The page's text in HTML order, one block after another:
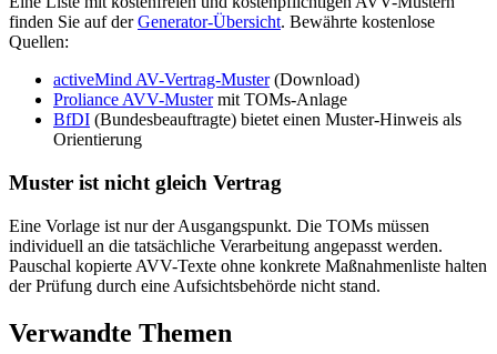
finden Sie auf derGenerator-Übersicht. Bewährte kostenlose
Quellen:
activeMind AV-Vertrag-Muster(Download)
Proliance AVV-Mustermit TOMs-Anlage
BfDI (Bundesbeauftragte) bietet einen Muster-Hinweis als
Orientierung
Muster ist nicht gleich Vertrag
Eine Vorlage ist nur der Ausgangspunkt. Die TOMs müssen
individuell an die tatsächliche Verarbeitung angepasst werden.
Pauschal kopierte AVV-Texte ohne konkrete Maßnahmenliste halten
der Prüfung durch eine Aufsichtsbehörde nicht stand.
Verwandte Themen